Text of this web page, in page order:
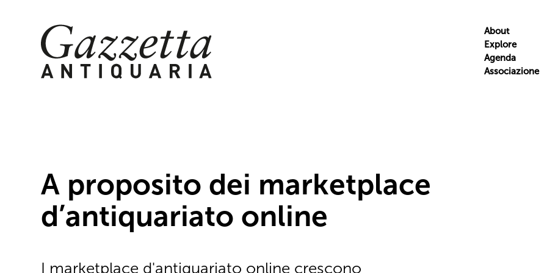
Skip
to
content
About
Explore
Agenda
Associazione
A proposito dei marketplace
d’antiquariato online
I marketplace d'antiquariato online crescono